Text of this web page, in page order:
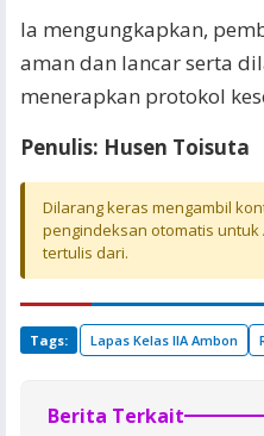
Ia mengungkapkan,
aman dan lancar serta
menerapkan protokol
Penulis: Husen Toisuta
Dilarang keras mengambil
pengindeksan otomatis untuk
tertulis dari.
Tags: Lapas Kelas IIA Ambon
Berita Terkait